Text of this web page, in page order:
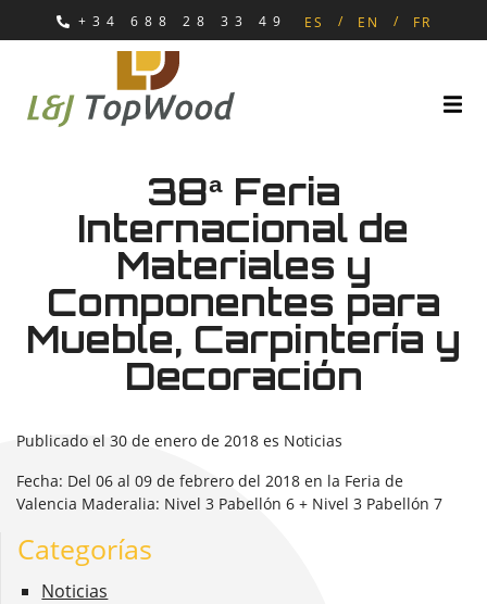
+34 688 28 33 49 ES EN FR
38ª Feria
Internacional de
Materiales y
Componentes para
Mueble, Carpintería y
Decoración
Publicado el 30 de enero de 2018 es Noticias
Fecha: Del 06 al 09 de febrero del 2018 en la Feria de
Valencia Maderalia: Nivel 3 Pabellón 6 + Nivel 3 Pabellón 7
Categorías
Noticias